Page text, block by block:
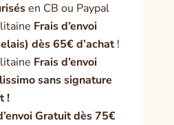
en CB ou Paypal
Frais d’envoi
dès 65€ d’achat!
Frais d’envoi
sans signature
!
Gratuit dès 75€